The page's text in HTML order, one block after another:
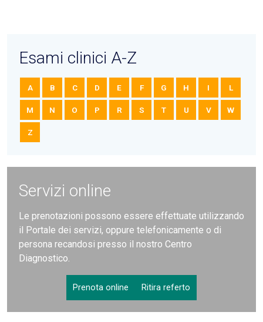
Esami clinici A-Z
A B C D E F G H I L
M N O P R S T U V W
Z
Servizi online
Le prenotazioni possono essere effettuate utilizzando
il Portale dei servizi, oppure telefonicamente o di
persona recandosi presso il nostro Centro
Diagnostico.
Prenota online Ritira referto